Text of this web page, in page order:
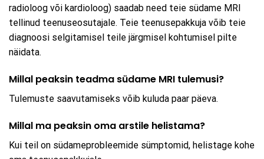
radioloog või kardioloog) saadab need teie südame MRI
tellinud teenuseosutajale. Teie teenusepakkuja võib teie
diagnoosi selgitamisel teile järgmisel kohtumisel pilte
näidata.
Millal peaksin teadma südame MRI tulemusi?
Tulemuste saavutamiseks võib kuluda paar päeva.
Millal ma peaksin oma arstile helistama?
Kui teil on südameprobleemide sümptomid, helistage kohe